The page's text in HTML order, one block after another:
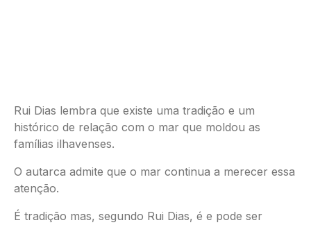
Rui Dias lembra que existe uma tradição e um
histórico de relação com o mar que moldou as
famílias ilhavenses.
O autarca admite que o mar continua a merecer essa
atenção.
É tradição mas, segundo Rui Dias, é e pode ser